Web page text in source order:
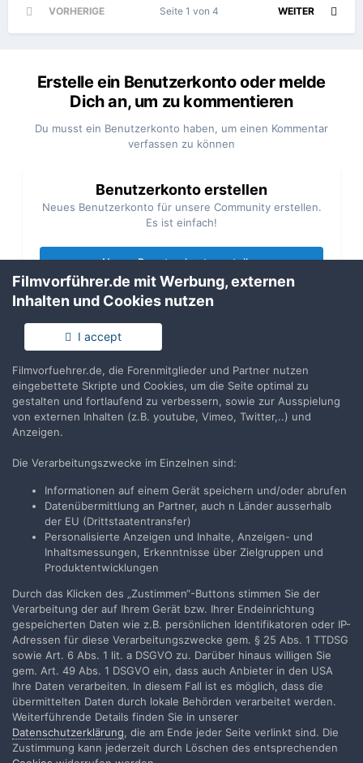
VORHERIGE WEITER
Seite 1 von 4
Erstelle ein Benutzerkonto oder melde
Dich an, um zu kommentieren
Du musst ein Benutzerkonto haben, um einen Kommentar
verfassen zu können
Benutzerkonto erstellen
Neues Benutzerkonto für unsere Community erstellen.
Es ist einfach!
Neues Benutzerkonto erstellen
Du hast bereits ein Benutzerkonto? Melde Dich hier an.
Jetzt anmelden
Teilen Folgen
Zur Themenübersicht
Filmvorführer.de via Google durchsuchen:
Sprache
Impressum / Datenschutzerklärung
Nutzungsbedingungen
Realisierung: IN-Solution
Powered by Invision Community
Filmvorführer.de mit Werbung, externen
Inhalten und Cookies nutzen
I accept
Filmvorfuehrer.de, die Forenmitglieder und Partner nutzen
eingebettete Skripte und Cookies, um die Seite optimal zu
gestalten und fortlaufend zu verbessern, sowie zur Ausspielung
von externen Inhalten (z.B. youtube, Vimeo, Twitter,..) und
Anzeigen.
Die Verarbeitungszwecke im Einzelnen sind:
Informationen auf einem Gerät speichern und/oder abrufen
Datenübermittlung an Partner, auch n Länder ausserhalb
der EU (Drittstaatentransfer)
Personalisierte Anzeigen und Inhalte, Anzeigen- und
Inhaltsmessungen, Erkenntnisse über Zielgruppen und
Produktentwicklungen
Durch das Klicken des „Zustimmen“-Buttons stimmen Sie der
Verarbeitung der auf Ihrem Gerät bzw. Ihrer Endeinrichtung
gespeicherten Daten wie z.B. persönlichen Identifikatoren oder IP-
Adressen für diese Verarbeitungszwecke gem. § 25 Abs. 1 TTDSG
sowie Art. 6 Abs. 1 lit. a DSGVO zu. Darüber hinaus willigen Sie
gem. Art. 49 Abs. 1 DSGVO ein, dass auch Anbieter in den USA
Ihre Daten verarbeiten. In diesem Fall ist es möglich, dass die
übermittelten Daten durch lokale Behörden verarbeitet werden.
Weiterführende Details finden Sie in unserer
Datenschutzerklärung, die am Ende jeder Seite verlinkt sind. Die
Zustimmung kann jederzeit durch Löschen des entsprechenden